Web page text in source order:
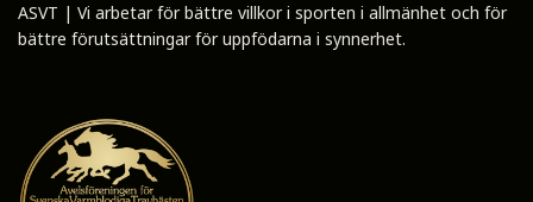
ASVT | Vi arbetar för bättre villkor i sporten i allmänhet och för
bättre förutsättningar för uppfödarna i synnerhet.